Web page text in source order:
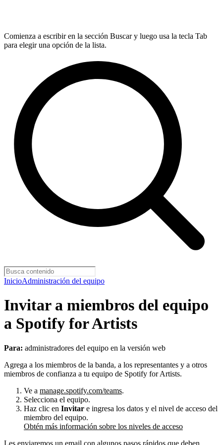
Comienza a escribir en la sección Buscar y luego usa la tecla Tab
para elegir una opción de la lista.
InicioAdministración del equipo
Invitar a miembros del equipo
a Spotify for Artists
Para: administradores del equipo en la versión web
Agrega a los miembros de la banda, a los representantes y a otros
miembros de confianza a tu equipo de Spotify for Artists.
Ve a manage.spotify.com/teams.
Selecciona el equipo.
Haz clic en Invitar e ingresa los datos y el nivel de acceso del
miembro del equipo.
Obtén más información sobre los niveles de acceso
Les enviaremos un email con algunos pasos rápidos que deben